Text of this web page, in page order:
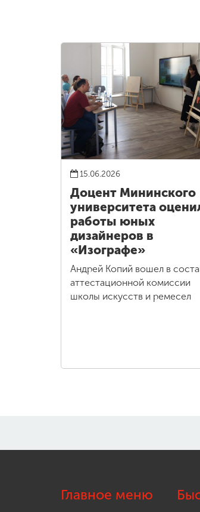
15.06.2026
Доцент Мининского
университета
работы юных
дизайнеров в
«Изографе»
Андрей Копий вошел в
аттестационной комиссии
школы искусств и ремесел
Главное меню